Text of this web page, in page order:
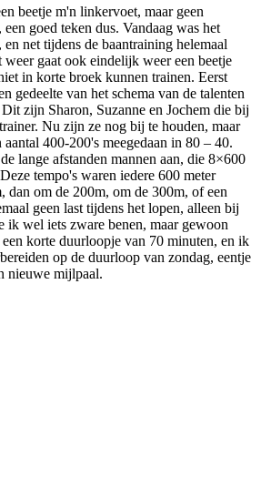
beetje m'n linkervoet, maar geen
goed teken dus. Vandaag was het
net tijdens de baantraining helemaal
weer gaat ook eindelijk weer een beetje
in korte broek kunnen trainen. Eerst
gedeelte van het schema van de talenten
zijn Sharon, Suzanne en Jochem die bij
Nu zijn ze nog bij te houden, maar
400-200's meegedaan in 80 – 40.
lange afstanden mannen aan, die 8×600
tempo's waren iedere 600 meter
dan om de 200m, om de 300m, of een
geen last tijdens het lopen, alleen bij
ik wel iets zware benen, maar gewoon
korte duurloopje van 70 minuten, en ik
op de duurloop van zondag, eentje
nieuwe mijlpaal.